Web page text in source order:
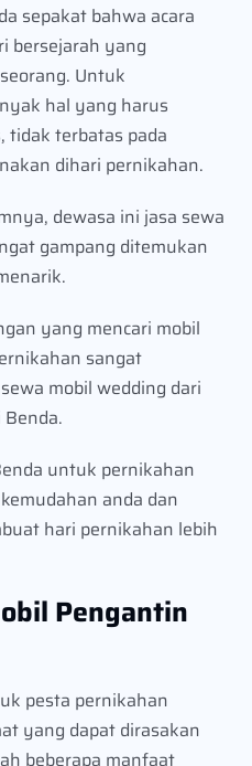
sepakat bahwa acara
bersejarah yang
Untuk
hal yang harus
tidak terbatas pada
dihari pernikahan.
dewasa ini jasa sewa
gampang ditemukan
yang mencari mobil
sangat
mobil wedding dari
untuk pernikahan
anda dan
hari pernikahan lebih
Pengantin
pesta pernikahan
yang dapat dirasakan
beberapa manfaat